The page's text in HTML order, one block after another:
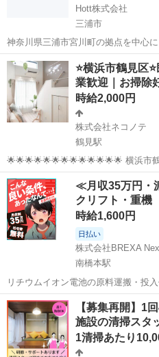
Hott株式会社
三浦市
神奈川県三浦市宮川町の拠点を中心
いただける「民泊駆けつけパートナ
法（民泊新法）および三浦市の規定
迅速に現地へ急行できる体制の構築
神奈川 三浦市 その他 保健
⭐️横浜市鶴見区
業歓迎｜お掃除
時給2,000円
株式会社ネコノテ
鶴見駅
🌟🌟🌟🌟🌟🌟🌟🌟🌟🌟🌟🌟🌟 横浜市
🌟🌟🌟🌟🌟🌟🌟🌟🌟🌟🌟🌟 こんにちは！ 横浜市を中心に民泊運営を行
っているネコノテです🏠 横浜市鶴見区にあるアパートタイプの民泊に
て、【専属...
神奈川 横浜市 鶴見駅 清掃
≪月収35万円・
クリフト・重機
時給1,600円
日払い
株式会社BREXA
南橋本駅
リチウムイオン電池の原料運搬・投
ワンルーム寮完備！赴任旅費会社負
ト免許お持ちの方、活躍中！就業先
市》 人気の工場のお仕事 ◇電...
神奈川 相模原市 南橋本駅
【募集再開】1
施設の清掃スタ
1清掃あたり